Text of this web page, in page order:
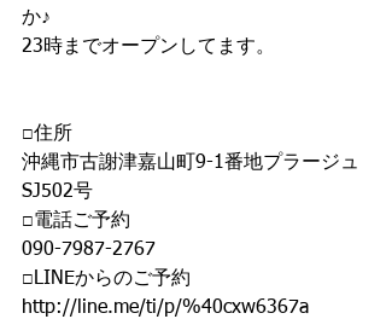
か♪
23時までオープンしてます。
□住所
沖縄市古謝津嘉山町9-1番地プラージュ
SJ502号
□電話ご予約
090-7987-2767
□LINEからのご予約
http://line.me/ti/p/%40cxw6367a